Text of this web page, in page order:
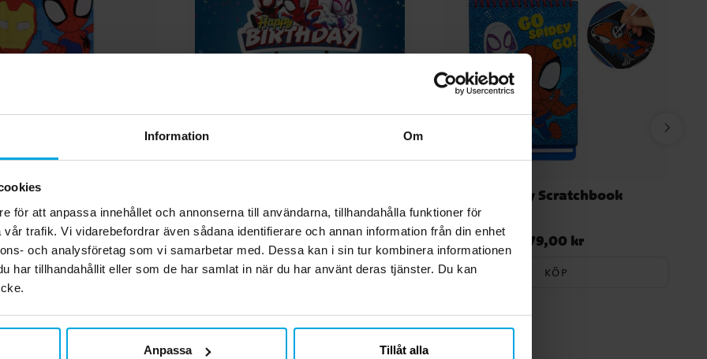
Information Om
för att anpassa innehållet och annonserna till användarna, tillhandahålla funktioner för
trafik. Vi vidarebefordrar även sådana identifierare och annan information från din enhet
och analysföretag som vi samarbetar med. Dessa kan i sin tur kombinera informationen
har tillhandahållit eller som de har samlat in när du har använt deras tjänster. Du kan
Anpassa Tillåt alla
70 x 140 cm
Pris :129,00 kr
129,00 kr
KÖP
Birthday
Pris:59,00 kr
59,00 kr
KÖP
Spidey Scratchbook
Pris:79,00 kr
79,00 kr
KÖP
Andra köpte även